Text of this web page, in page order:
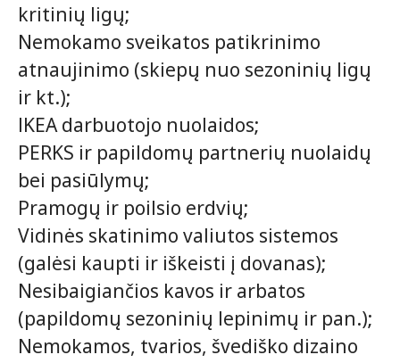
kritinių ligų;
Nemokamo sveikatos patikrinimo
atnaujinimo (skiepų nuo sezoninių ligų
ir kt.);
IKEA darbuotojo nuolaidos;
PERKS ir papildomų partnerių nuolaidų
bei pasiūlymų;
Pramogų ir poilsio erdvių;
Vidinės skatinimo valiutos sistemos
(galėsi kaupti ir iškeisti į dovanas);
Nesibaigiančios kavos ir arbatos
(papildomų sezoninių lepinimų ir pan.);
Nemokamos, tvarios, švediško dizaino